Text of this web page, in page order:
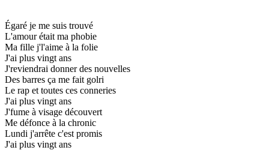
Égaré je me suis trouvé
L'amour était ma phobie
Ma fille j'l'aime à la folie
J'ai plus vingt ans
J'reviendrai donner des nouvelles
Des barres ça me fait golri
Le rap et toutes ces conneries
J'ai plus vingt ans
J'fume à visage découvert
Me défonce à la chronic
Lundi j'arrête c'est promis
J'ai plus vingt ans